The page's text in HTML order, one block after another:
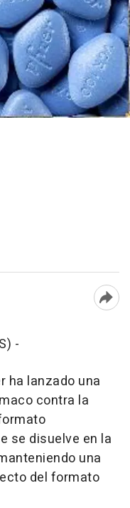
-
ha lanzado una
contra la
se disuelve en la
una
del formato